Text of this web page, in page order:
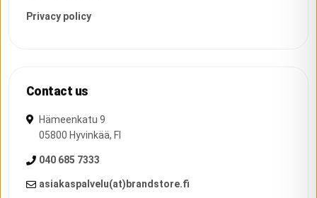
Privacy policy
Contact us
Hämeenkatu 9
05800 Hyvinkää, FI
040 685 7333
asiakaspalvelu(at)brandstore.fi